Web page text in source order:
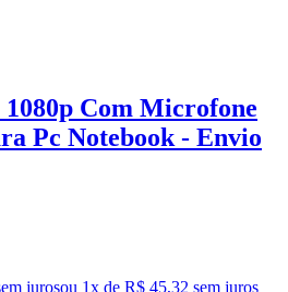
Com Microfone
Pc Notebook - Envio
jurosou 1x de R$ 45,32 sem juros